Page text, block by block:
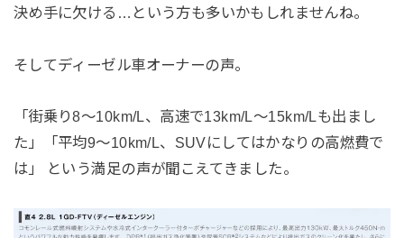
決め手に欠ける…という方も多いかもしれませんね。
そしてディーゼル車オーナーの声。
「街乗り8〜10km/L、高速で13km/L〜15km/Lも出まし
た」「平均9〜10km/L、SUVにしてはかなりの高燃費で
は」 という満足の声が聞こえてきました。